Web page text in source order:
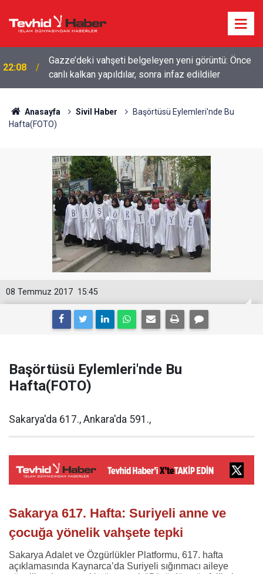
19:17
HAMAS ANLAŞMAYA BAĞLILIĞINI YİNELEDİ:
SÖZDE GARANTÖRLER NETANYAHU’YA NEDEN
DUR DİYEMİYOR?
Anasayfa Sivil Haber
Başörtüsü Eylemleri'nde Bu
Hafta(FOTO)
15:45
08 Temmuz 2017
Başörtüsü Eylemleri'nde Bu
Hafta(FOTO)
Sakarya'da 617., Ankara'da 591.,
Sakarya 617. Hafta: Suriyeli anne ve
çocuğa yönelik vahşete tepki
Sakarya Adalet ve Özgürlükler Platformu, 617. hafta
açıklamasında Kaynarca’da Suriyeli sığınmacı aileye